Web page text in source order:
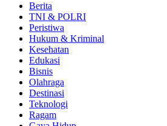
Berita
TNI & POLRI
Peristiwa
Hukum & Kriminal
Kesehatan
Edukasi
Bisnis
Olahraga
Destinasi
Teknologi
Ragam